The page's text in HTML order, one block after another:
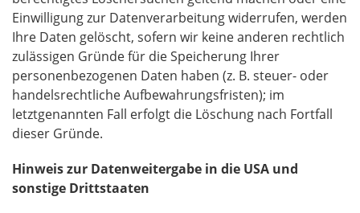
Einwilligung zur Datenverarbeitung widerrufen, werden
Ihre Daten gelöscht, sofern wir keine anderen rechtlich
zulässigen Gründe für die Speicherung Ihrer
personenbezogenen Daten haben (z. B. steuer- oder
handelsrechtliche Aufbewahrungsfristen); im
letztgenannten Fall erfolgt die Löschung nach Fortfall
dieser Gründe.
Hinweis zur Datenweitergabe in die USA und
sonstige Drittstaaten